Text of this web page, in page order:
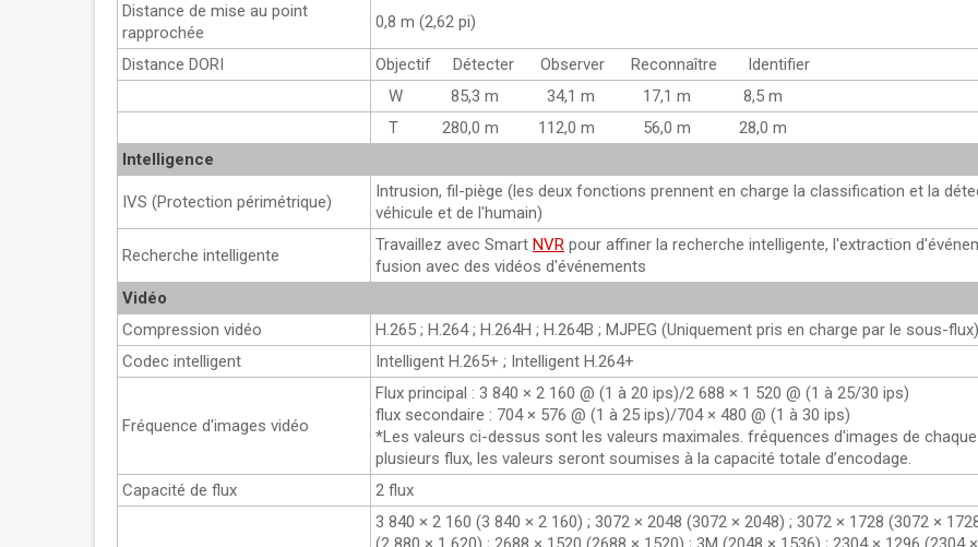
Distance de mise au point
rapprochée
0,8 m (2,62 pi)
Distance DORI
Objectif Détecter Observer Reconnaître Identifier
W 85,3 m 34,1 m 17,1 m 8,5 m
T 280,0 m 112,0 m 56,0 m 28,0 m
Intelligence
IVS (Protection périmétrique)
Intrusion, fil-piège (les deux fonctions prennent en charge la classification et la
véhicule et de l'humain)
Recherche intelligente
Travaillez avec Smart NVR pour affiner la recherche intelligente, l'extraction
fusion avec des vidéos d'événements
Vidéo
Compression vidéo
H.265 ; H.264 ; H.264H ; H.264B ; MJPEG (Uniquement pris en charge par le sous-flux)
Codec intelligent
Intelligent H.265+ ; Intelligent H.264+
Fréquence d'images vidéo
Flux principal : 3 840 × 2 160 @ (1 à 20 ips)/2 688 × 1 520 @ (1 à 25/30 ips)
flux secondaire : 704 × 576 @ (1 à 25 ips)/704 × 480 @ (1 à 30 ips)
*Les valeurs ci-dessus sont les valeurs maximales. fréquences d'images de
plusieurs flux, les valeurs seront soumises à la capacité totale d’encodage.
Capacité de flux
2 flux
3 840 × 2 160 (3 840 × 2 160) ; 3072 × 2048 (3072 × 2048) ; 3072 × 1728 (3072 ×